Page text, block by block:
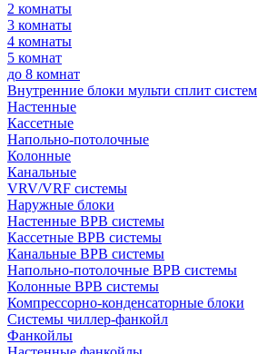
2 комнаты
3 комнаты
4 комнаты
5 комнат
до 8 комнат
Внутренние блоки мульти сплит систем
Настенные
Кассетные
Напольно-потолочные
Колонные
Канальные
VRV/VRF системы
Наружные блоки
Настенные ВРВ системы
Кассетные ВРВ системы
Канальные ВРВ системы
Напольно-потолочные ВРВ системы
Колонные ВРВ системы
Компрессорно-конденсаторные блоки
Системы чиллер-фанкойл
Фанкойлы